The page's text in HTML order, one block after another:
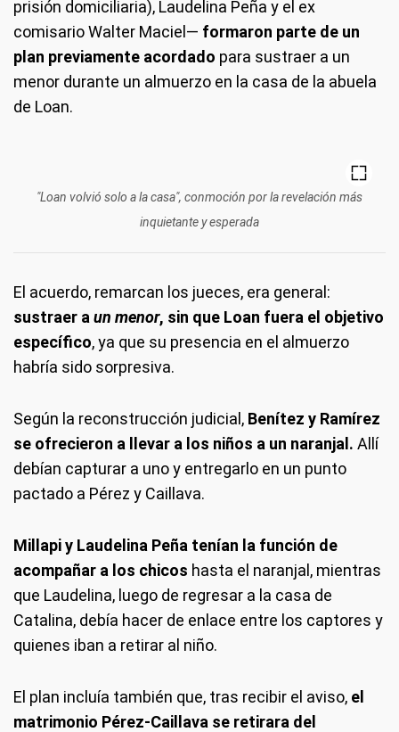
prisión domiciliaria), Laudelina Peña y el ex
comisario Walter Maciel— formaron parte de un
plan previamente acordado para sustraer a un
menor durante un almuerzo en la casa de la abuela
de Loan.
"Loan volvió solo a la casa", conmoción por la revelación más
inquietante y esperada
El acuerdo, remarcan los jueces, era general:
sustraer a un menor, sin que Loan fuera el objetivo
específico, ya que su presencia en el almuerzo
habría sido sorpresiva.
Según la reconstrucción judicial, Benítez y Ramírez
se ofrecieron a llevar a los niños a un naranjal. Allí
debían capturar a uno y entregarlo en un punto
pactado a Pérez y Caillava.
Millapi y Laudelina Peña tenían la función de
acompañar a los chicos hasta el naranjal, mientras
que Laudelina, luego de regresar a la casa de
Catalina, debía hacer de enlace entre los captores y
quienes iban a retirar al niño.
El plan incluía también que, tras recibir el aviso, el
matrimonio Pérez-Caillava se retirara del